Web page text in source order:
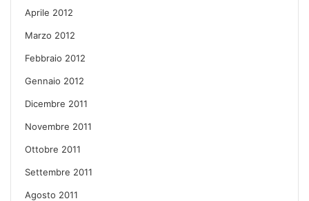
Aprile 2012
Marzo 2012
Febbraio 2012
Gennaio 2012
Dicembre 2011
Novembre 2011
Ottobre 2011
Settembre 2011
Agosto 2011